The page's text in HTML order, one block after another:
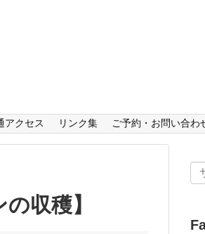
アクセス リンク集 ご予約・お問い合わ
収穫】